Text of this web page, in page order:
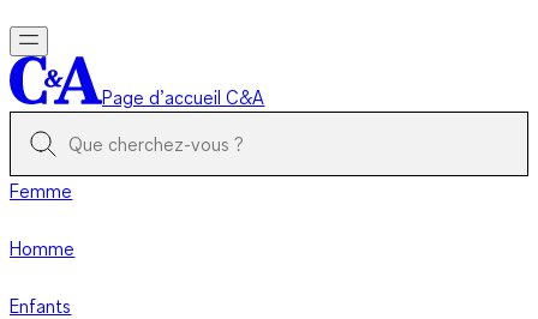
Page d’accueil C&A
Femme
Homme
Enfants